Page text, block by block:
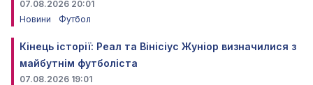
07.08.2026 20:01
Новини
Футбол
Кінець історії: Реал та Вінісіус Жуніор визначилися з
майбутнім футболіста
07.08.2026 19:01